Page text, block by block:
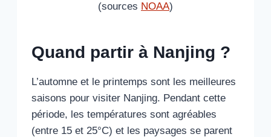
(sources NOAA)
Quand partir à Nanjing ?
L’automne et le printemps sont les meilleures
saisons pour visiter Nanjing. Pendant cette
période, les températures sont agréables
(entre 15 et 25°C) et les paysages se parent